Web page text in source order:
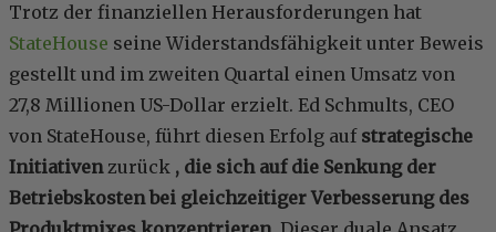
Trotz der finanziellen Herausforderungen hat
StateHouse seine Widerstandsfähigkeit unter Beweis
gestellt und im zweiten Quartal einen Umsatz von
27,8 Millionen US-Dollar erzielt. Ed Schmults, CEO
von StateHouse, führt diesen Erfolg auf strategische
Initiativenzurück , die sich auf die Senkung der
Betriebskosten bei gleichzeitiger Verbesserung des